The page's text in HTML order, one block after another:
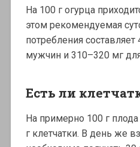
На 100 г огурца
этом рекомендуемая
потребления
мужчин и 310–320 мг
Есть ли
На примерно 100 г плода
г клетчатки. В день же